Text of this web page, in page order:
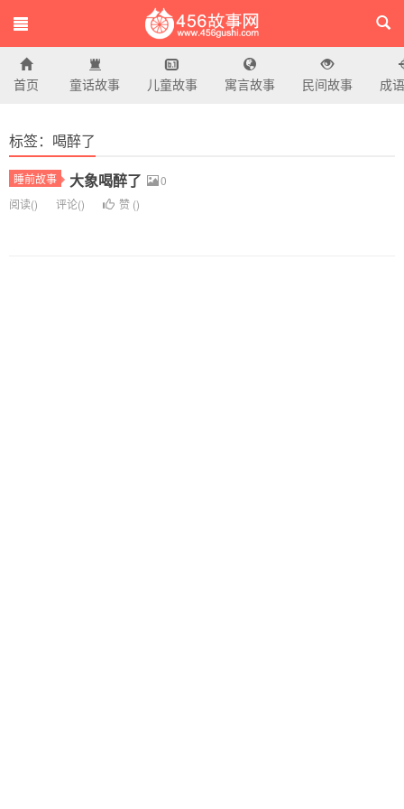
首页 童话故事 儿童故事 寓言故事 民间故事 成
标签：喝醉了
睡前故事 大象喝醉了
0
阅读() 评论() 赞 ()